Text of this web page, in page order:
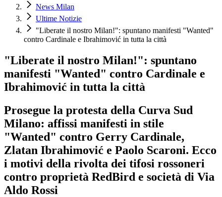
News Milan
Ultime Notizie
"Liberate il nostro Milan!": spuntano manifesti "Wanted"
contro Cardinale e Ibrahimović in tutta la città
"Liberate il nostro Milan!": spuntano
manifesti "Wanted" contro Cardinale e
Ibrahimović in tutta la città
Prosegue la protesta della Curva Sud
Milano: affissi manifesti in stile
"Wanted" contro Gerry Cardinale,
Zlatan Ibrahimović e Paolo Scaroni. Ecco
i motivi della rivolta dei tifosi rossoneri
contro proprietà RedBird e società di Via
Aldo Rossi